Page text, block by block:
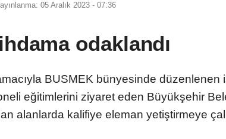
05 Aralık 2023 - 07:36
odaklandı
BUSMEK bünyesinde düzenlenen
eğitimlerini ziyaret eden Büyükşehir
alanlarda kalifiye eleman yetiştirmeye